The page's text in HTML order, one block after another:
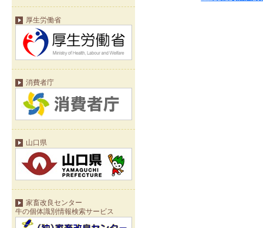
厚生労働省
消費者庁
山口県
家畜改良センター
牛の個体識別情報検索サービス